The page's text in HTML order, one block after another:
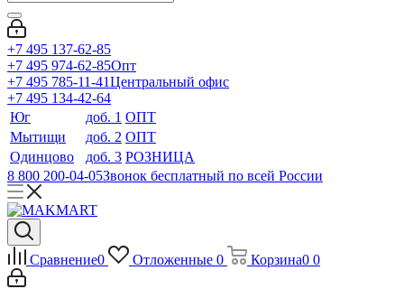
+7 495 137-62-85
+7 495 974-62-85Опт
+7 495 785-11-41Центральный офис
+7 495 134-42-64
Юг
доб. 1 ОПТ
Мытищи
доб. 2 ОПТ
Одинцово
доб. 3 РОЗНИЦА
8 800 200-04-05Звонок бесплатный по всей России
Сравнение0 Отложенные 0 Корзина0 0